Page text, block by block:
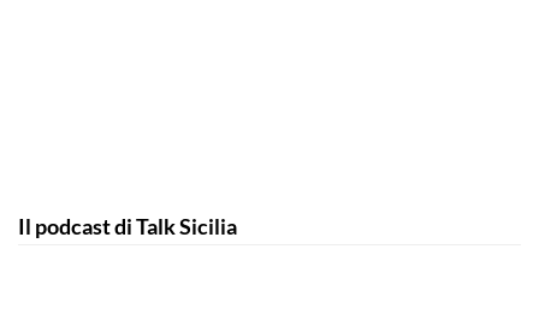
Il podcast di Talk Sicilia